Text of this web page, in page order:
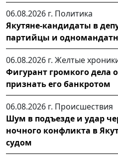
06.08.2026 г. Политика
Якутяне-кандидаты в
партийцы и
06.08.2026 г. Желтые
Фигурант громкого дела
признать его банкротом
06.08.2026 г. Происшествия
Шум в подъезде и удар
ночного конфликта в
судом